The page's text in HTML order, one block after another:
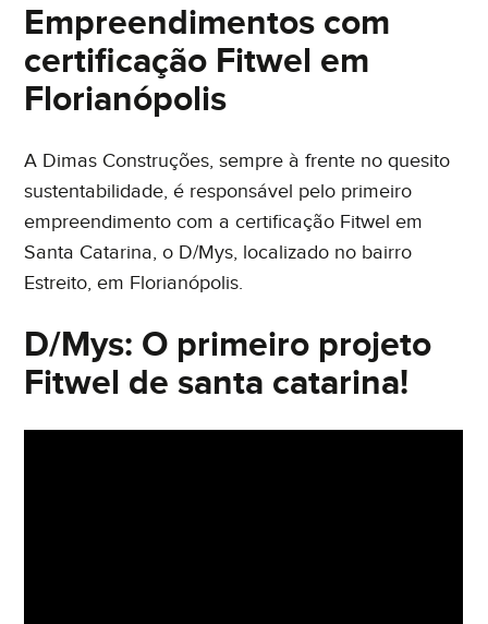
Empreendimentos com
certificação Fitwel em
Florianópolis
A Dimas Construções, sempre à frente no quesito
sustentabilidade, é responsável pelo primeiro
empreendimento com a certificação Fitwel em
Santa Catarina, o D/Mys, localizado no bairro
Estreito, em Florianópolis.
D/Mys: O primeiro projeto
Fitwel de santa catarina!